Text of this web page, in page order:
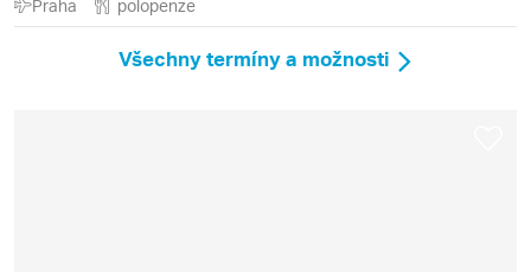
Praha polopenze
Všechny termíny a možnosti